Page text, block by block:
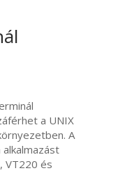
a UNIX
A
,VT220 és